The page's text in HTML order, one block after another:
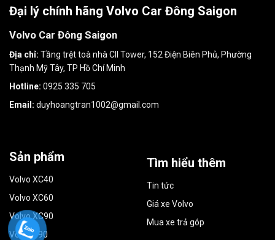
Đại lý chính hãng Volvo Car Đông Saigon
Volvo Car Đông Saigon
Địa chỉ: Tầng trệt toà nhà CII Tower, 152 Điện Biên Phủ, Phường
Thạnh Mỹ Tây, TP Hồ Chí Minh
Hotline: 0925 335 705
Email: duyhoangtran1002@gmail.com
Sản phẩm
Volvo XC40
Volvo XC60
Volvo XC90
Volvo S90
Tìm hiểu thêm
Tin tức
Giá xe Volvo
Mua xe trả góp